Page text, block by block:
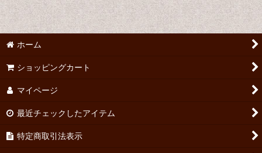
雑誌
資料
パンフ（ミュージカル）ア〜タ行
パンフ（ミュージカル）ナ〜ワ行
ホーム
ショッピングカート
マイページ
最近チェックしたアイテム
特定商取引法表示